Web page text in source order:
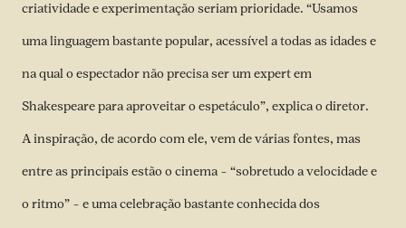
criatividade e experimentação seriam prioridade. “Usamos
uma linguagem bastante popular, acessível a todas as idades e
na qual o espectador não precisa ser um expert em
Shakespeare para aproveitar o espetáculo”, explica o diretor.
A inspiração, de acordo com ele, vem de várias fontes, mas
entre as principais estão o cinema – “sobretudo a velocidade e
o ritmo” – e uma celebração bastante conhecida dos